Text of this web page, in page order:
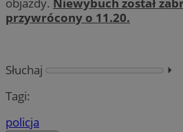
przywrócony o 11.20.
Słuchaj
⏵︎
Tagi:
policja